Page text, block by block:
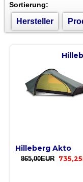
Sortierung:
Hersteller
Hilleberg Akto
865,00EUR